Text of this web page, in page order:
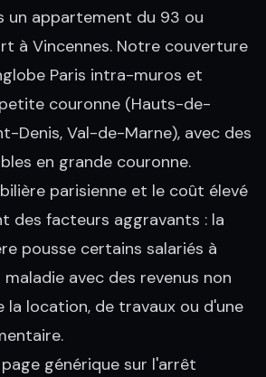
un appartement du 93 ou
à Vincennes. Notre couverture
Paris intra-muros et
couronne (Hauts-de-
Denis, Val-de-Marne), avec des
en grande couronne.
parisienne et le coût élevé
des facteurs aggravants : la
pousse certains salariés à
avec des revenus non
la location, de travaux ou d'une
générique sur l'arrêt